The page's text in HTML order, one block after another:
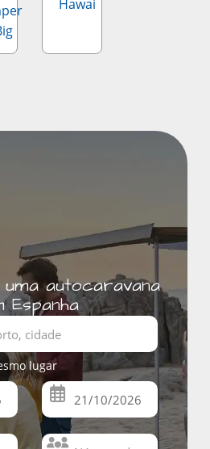
autocaravana
Espanha
lugar